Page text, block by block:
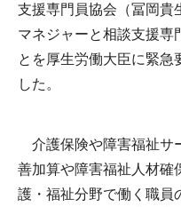
支援専門員協会（冨岡貴
マネジャーと相談支援専
とを厚生労働大臣に緊急
した。
介護保険や障害福祉サ
善加算や障害福祉人材確
護・福祉分野で働く職員